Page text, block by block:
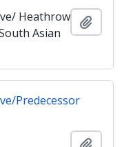
Heathrow
Asian
Predecessor